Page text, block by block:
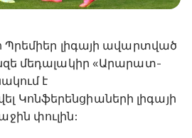
Պրեմիեր լիգայի ավարտված
մեդալակիր «Արարատ-
է
լիգայի
փուլին: